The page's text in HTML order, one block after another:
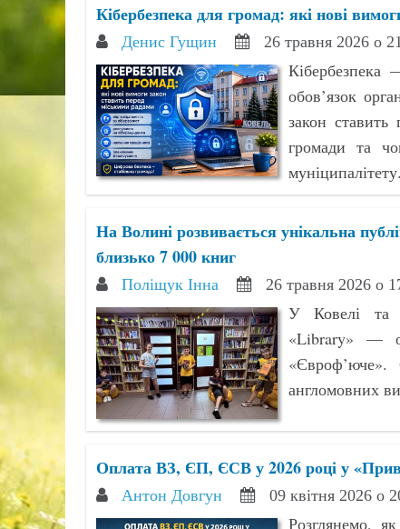
Кібербезпека для громад: які нові
Денис Гущин 26 травня 2026 о
обов’язок
закон
громади та
муніципалітету.
На Волині розвивається унікальна
близько 7 000 книг
Поліщук Інна 26 травня 2026 о
У Ковелі та
«Library» —
англомовних
Оплата ВЗ, ЄП, ЄСВ у 2026 році у
Антон Довгун 09 квітня 2026 о
Розглянемо,